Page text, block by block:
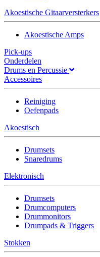
Akoestische Gitaarversterkers
Akoestische Amps
Pick-ups
Onderdelen
Drums en Percussie
Accessoires
Reiniging
Oefenpads
Akoestisch
Drumsets
Snaredrums
Elektronisch
Drumsets
Drumcomputers
Drummonitors
Drumpads & Triggers
Stokken